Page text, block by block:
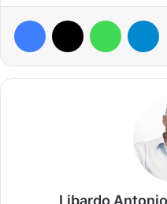
Facebook WhatsApp
Libardo